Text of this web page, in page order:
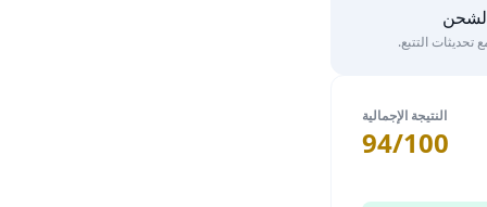
التتبع.
النتيجة الإجمالية
94/100